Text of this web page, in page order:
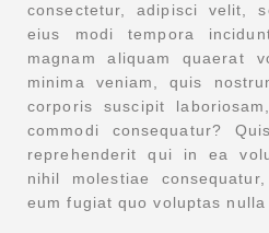
consectetur, adipisci velit,
eius modi tempora
magnam aliquam quaerat
minima veniam, quis
corporis suscipit
commodi consequatur?
reprehenderit qui in ea
nihil molestiae
eum fugiat quo voluptas